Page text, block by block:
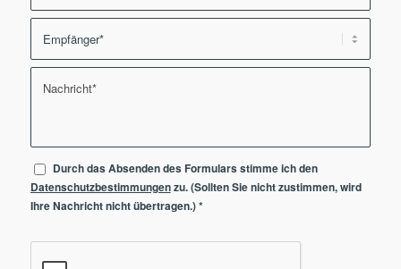
Durch das Absenden des Formulars stimme ich den
Datenschutzbestimmungenzu. (Sollten Sie nicht zustimmen, wird
Ihre Nachricht nicht übertragen.)*